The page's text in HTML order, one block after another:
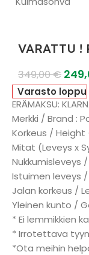
VARATTU !
349,00€
Varasto loppu
ERÄMAKSU:
Merkki / Brand :
Korkeus / Height
Mitat (Leveys x
Nukkumisleveys
Istuimen leveys
Jalan korkeus /
Yleinen kunto /
* Ei lemmikkien
* Irrotettava
*Ota meihin